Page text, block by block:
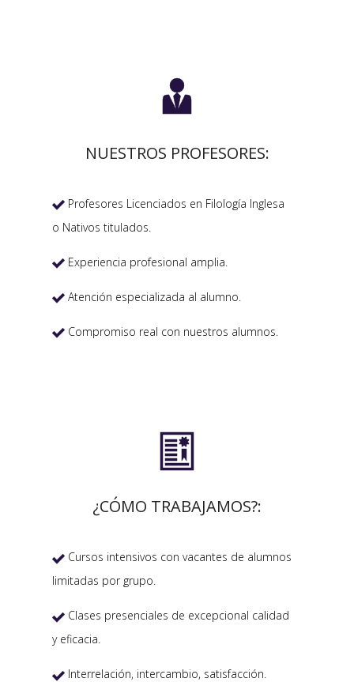

NUESTROS PROFESORES:
 Profesores Licenciados en Filología Inglesa
o Nativos titulados.
 Experiencia profesional amplia.
 Atención especializada al alumno.
 Compromiso real con nuestros alumnos.

¿CÓMO TRABAJAMOS?:
 Cursos intensivos con vacantes de alumnos
limitadas por grupo.
 Clases presenciales de excepcional calidad
y eficacia.
 Interrelación, intercambio, satisfacción.